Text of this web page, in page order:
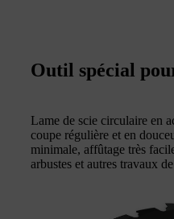
Outil spécial
Lame de scie circulaire en
coupe régulière et en
minimale, affûtage très
arbustes et autres travaux